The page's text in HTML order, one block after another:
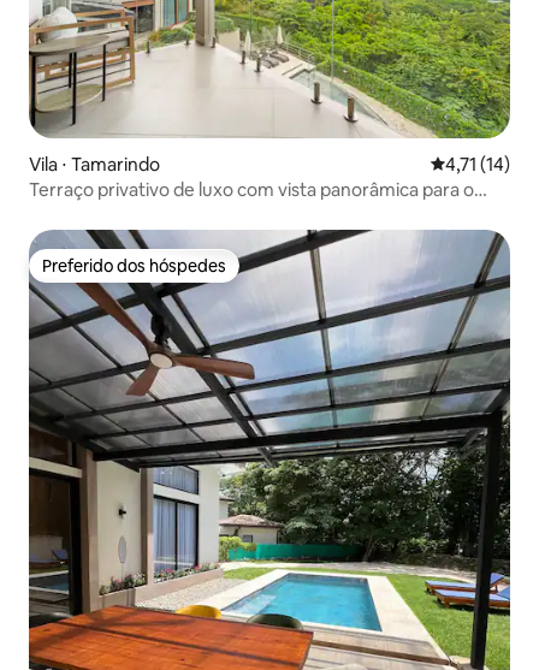
Vila ⋅ Tamarindo 4,71 de uma
4,71 (14)
Terraço privativo de luxo com vista panorâmica para o
Preferido dos hóspedes
Preferido dos hóspedes